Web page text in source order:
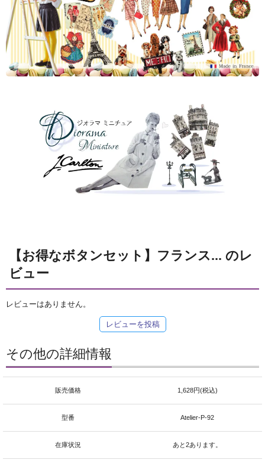
【お得なボタンセット】フランス... のレ
ビュー
レビューはありません。
レビューを投稿
その他の詳細情報
販売価格 1,628円(税込)
型番 Atelier-P-92
在庫状況 あと2あります。